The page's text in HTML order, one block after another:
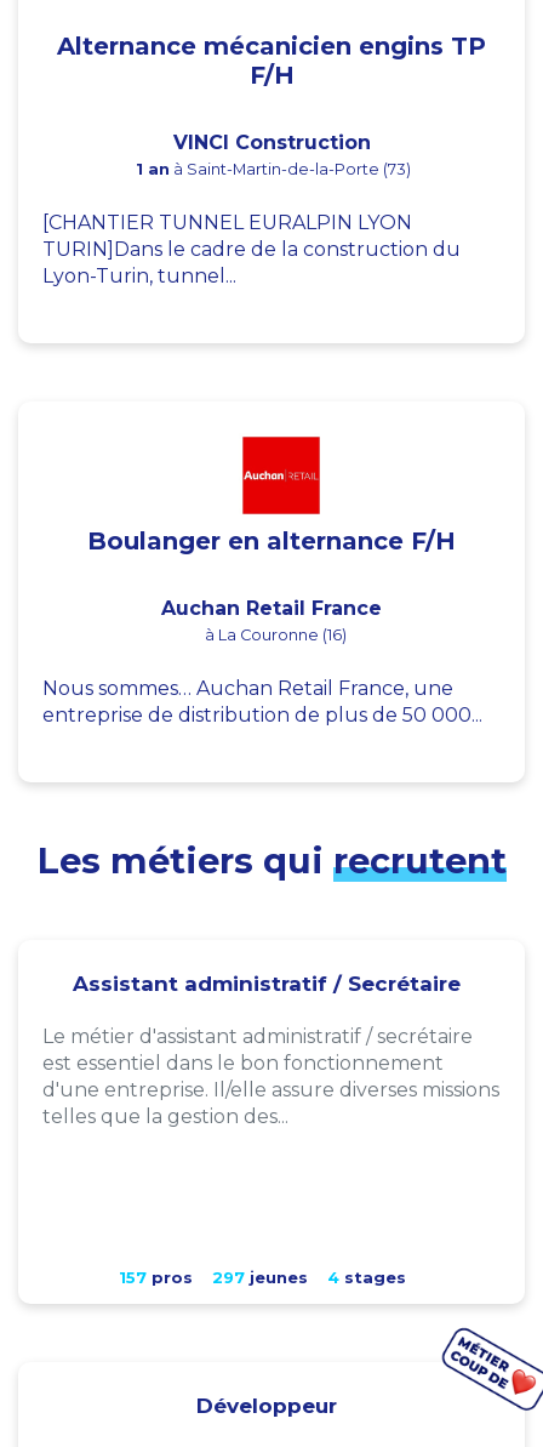
Alternance mécanicien engins TP
F/H
VINCI Construction
1 an à Saint-Martin-de-la-Porte (73)
[CHANTIER TUNNEL EURALPIN LYON
TURIN]Dans le cadre de la construction du
Lyon-Turin, tunnel...
Boulanger en alternance F/H
Auchan Retail France
à La Couronne (16)
Nous sommes… Auchan Retail France, une
entreprise de distribution de plus de 50 000...
Les métiers qui recrutent
Assistant administratif / Secrétaire
Le métier d'assistant administratif / secrétaire
est essentiel dans le bon fonctionnement
d'une entreprise. Il/elle assure diverses missions
telles que la gestion des...
157pros 297jeunes 4stages
Développeur